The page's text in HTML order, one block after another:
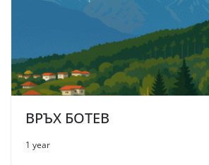
ВРЪХ БОТЕВ
1 year